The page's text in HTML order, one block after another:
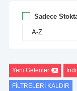
Sadece
A-Z
Yeni Gelenler
FİLTRELERİ KALDIR